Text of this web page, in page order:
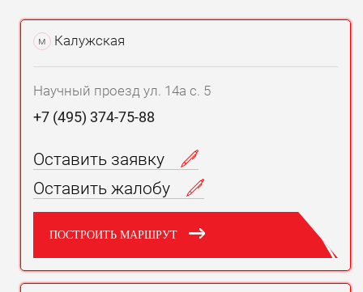
м Калужская
Научный проезд ул. 14а с. 5
+7 (495) 374-75-88
Оставить заявку
Оставить жалобу
ПОСТРОИТЬ МАРШРУТ